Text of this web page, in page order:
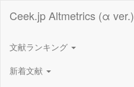
Ceek.jp Altmetrics (α ver.)
文献ランキング
新着文献